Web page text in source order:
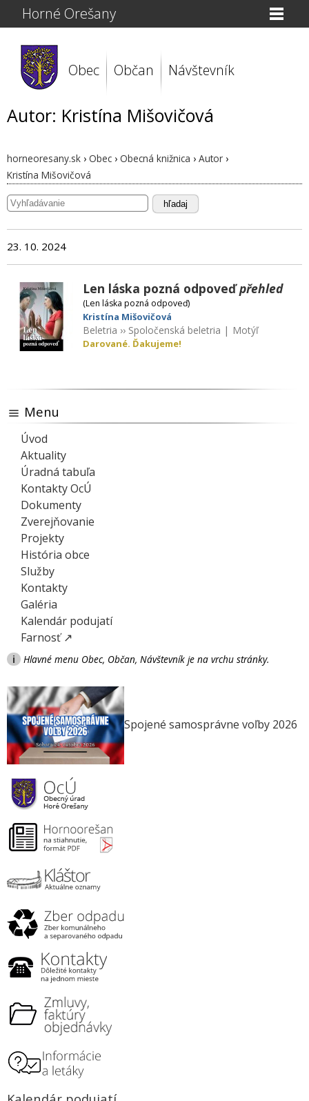
Horné Orešany
Obec Občan Návštevník
Autor: Kristína Mišovičová
horneoresany.sk › Obec › Obecná knižnica › Autor ›
Kristína Mišovičová
hľadaj
23. 10. 2024
Len láska pozná odpoveďpřehled
(Len láska pozná odpoveď)
Kristína Mišovičová
Beletria ›› Spoločenská beletria | Motýľ
Darované. Ďakujeme!
Menu
Úvod
Aktuality
Úradná tabuľa
Kontakty OcÚ
Dokumenty
Zverejňovanie
Projekty
História obce
Služby
Kontakty
Galéria
Kalendár podujatí
Farnosť ↗
i Hlavné menu Obec, Občan, Návštevník je na vrchu stránky.
Spojené samosprávne voľby 2026